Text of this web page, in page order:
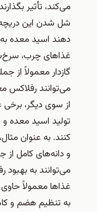
می‌کند، تأثیر
شل شدن این دریچه
دهند اسید معده به
غذاهای چرب،
گازدار معمولاً از
می‌توانند رفلاکس
از سوی دیگر،
تولید اسید معده
کنند. به عنوان
و دانه‌های کامل
می‌توانند به
غذاها معمولاً
به تنظیم هضم و